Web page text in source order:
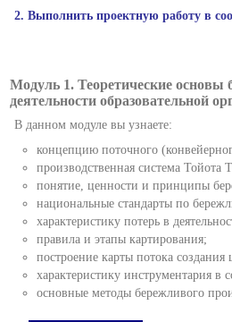
2. Выполнить проектную работу в
Модуль 1. Теоретические основы
деятельности образовательной
В данном модуле вы узнаете:
концепцию поточного
производственная система Тойота
понятие, ценности и принципы
национальные стандарты по
характеристику потерь в
правила и этапы картирования;
построение карты потока создания
характеристику инструментария
основные методы бережливого